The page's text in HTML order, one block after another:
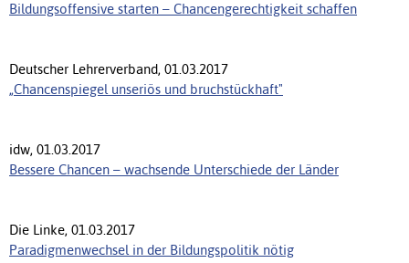
Bildungsoffensive starten – Chancengerechtigkeit schaffen
Deutscher Lehrerverband, 01.03.2017
„Chancenspiegel unseriös und bruchstückhaft"
idw, 01.03.2017
Bessere Chancen – wachsende Unterschiede der Länder
Die Linke, 01.03.2017
Paradigmenwechsel in der Bildungspolitik nötig